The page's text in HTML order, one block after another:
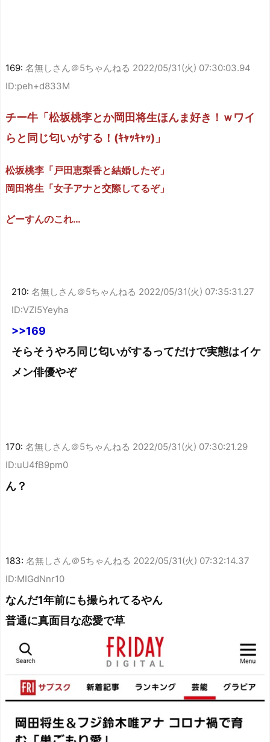
169: 名無しさん＠5ちゃんねる 2022/05/31(火) 07:30:03.94
ID:peh+d833M
チー牛「松坂桃李とか岡田将生ほんま好き！ｗワイ
らと同じ匂いがする！(ｷｬｯｷｬｯ)」
松坂桃李「戸田恵梨香と結婚したぞ」
岡田将生「女子アナと交際してるぞ」
どーすんのこれ…
210: 名無しさん＠5ちゃんねる 2022/05/31(火) 07:35:31.27
ID:VZl5Yeyha
>>169
そらそうやろ同じ匂いがするってだけで実態はイケ
メン俳優やぞ
170: 名無しさん＠5ちゃんねる 2022/05/31(火) 07:30:21.29
ID:uU4fB9pm0
ん？
183: 名無しさん＠5ちゃんねる 2022/05/31(火) 07:32:14.37
ID:MIGdNnr10
なんだ1年前にも撮られてるやん
普通に真面目な恋愛で草